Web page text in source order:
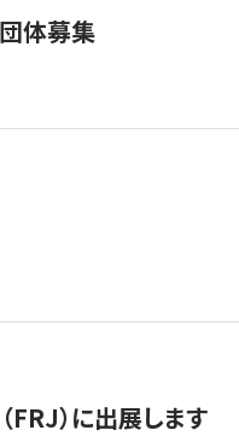
体募集
FRJ）に出展します